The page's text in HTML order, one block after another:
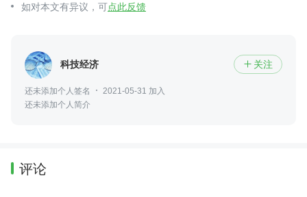
如对本文有异议，可点此反馈
科技经济  关注
还未添加个人签名
2021-05-31 加入
还未添加个人简介
评论